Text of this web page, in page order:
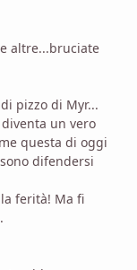
altre...bruciate
pizzo di Myr...
un vero
questa di oggi
difendersi
ferità! Ma fi